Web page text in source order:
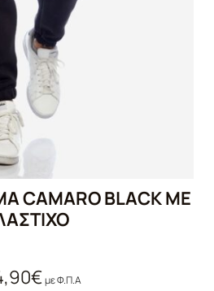
CAMARO BLACK ΜΕ
€ με Φ.Π.Α